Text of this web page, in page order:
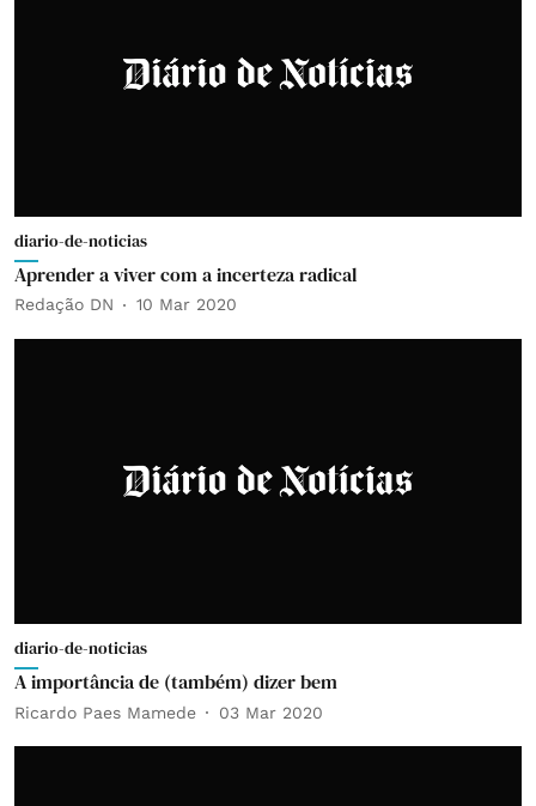
diario-de-noticias
Aprender a viver com a incerteza radical
Redação DN 10 Mar 2020
diario-de-noticias
A importância de (também) dizer bem
Ricardo Paes Mamede 03 Mar 2020